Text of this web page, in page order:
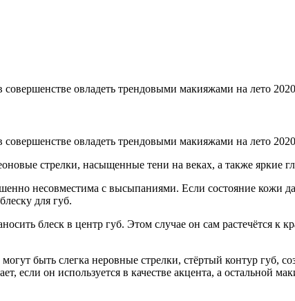
овладеть трендовыми макияжами на лето
овладеть трендовыми макияжами на лето
стрелки, насыщенные тени на веках, а также яркие
несовместима с высыпаниями. Если состояние кожи
для губ.
блеск в центр губ. Этом случае он сам растечётся к
быть слегка неровные стрелки, стёртый контур губ,
он используется в качестве акцента, а остальной